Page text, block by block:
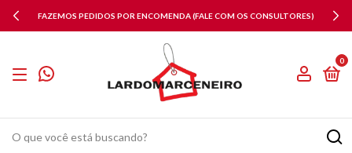
FAZEMOS PEDIDOS POR ENCOMENDA (FALE COM OS CONSULTORES)
0